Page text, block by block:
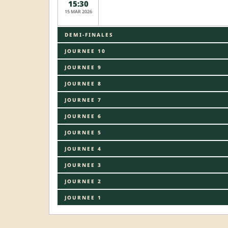
15:30
15 MAR 2026
DEMI-FINALES
JOURNEE 10
JOURNEE 9
JOURNEE 8
JOURNEE 7
JOURNEE 6
JOURNEE 5
JOURNEE 4
JOURNEE 3
JOURNEE 2
JOURNEE 1